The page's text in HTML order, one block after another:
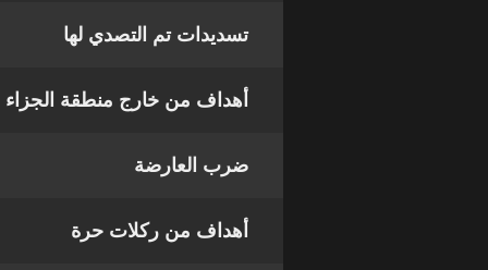
تسديدات تم التصدي لها
أهداف من خارج منطقة الجزاء
ضرب العارضة
أهداف من ركلات حرة